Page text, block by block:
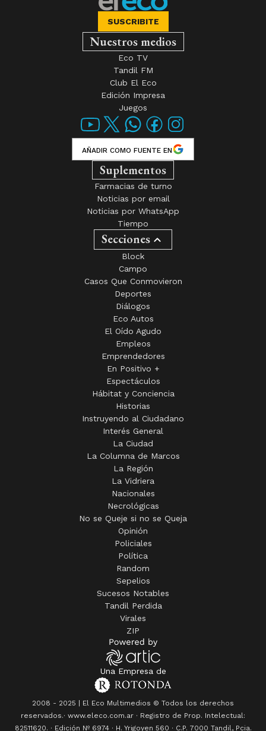
SUSCRIBITE
Nuestros medios
Eco TV
Tandil FM
Club El Eco
Edición Impresa
Juegos
AÑADIR COMO FUENTE EN
Suplementos
Farmacias de turno
Noticias por email
Noticias por WhatsApp
Tiempo
Secciones
Block
Campo
Casos Que Conmovieron
Deportes
Diálogos
Eco Autos
El Oído Agudo
Empleos
Emprendedores
En Positivo +
Espectáculos
Hábitat y Conciencia
Historias
Instruyendo al Ciudadano
Interés General
La Ciudad
La Columna de Marcos
La Región
La Vidriera
Nacionales
Necrológicas
No se Queje si no se Queja
Opinión
Policiales
Política
Random
Sepelios
Sucesos Notables
Tandil Perdida
Virales
ZIP
Una Empresa de
2008 - 2025 | El Eco Multimedios © Todos los derechos
reservados.· www.eleco.com.ar · Registro de Prop. Intelectual:
82511620. · Edición Nº 6974· H. Yrigoyen 560 · C.P. 7000 Tandil, Pcia.